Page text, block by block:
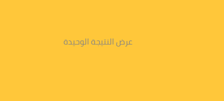
عرض النتيجة الوحيدة